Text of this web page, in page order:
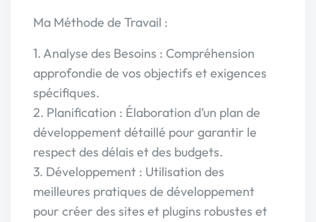
Ma Méthode de Travail :
1. Analyse des Besoins : Compréhension
approfondie de vos objectifs et exigences
spécifiques.
2. Planification : Élaboration d’un plan de
développement détaillé pour garantir le
respect des délais et des budgets.
3. Développement : Utilisation des
meilleures pratiques de développement
pour créer des sites et plugins robustes et